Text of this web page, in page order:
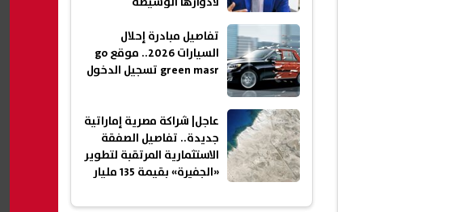
العسكري(حوار)
تفاصيل مبادرة إحلال
السيارات 2026.. موقع go
green masr تسجيل الدخول
عاجل| شراكة مصرية إماراتية
جديدة.. تفاصيل الصفقة
الاستثمارية المرتقبة لتطوير
«الجفيرة» بقيمة 135 مليار